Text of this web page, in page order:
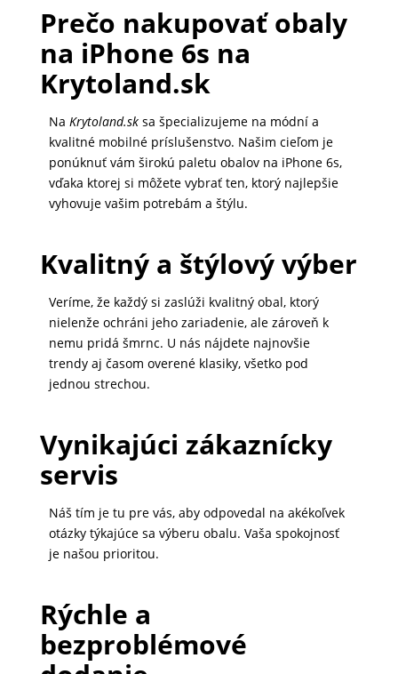
HODINKY
PRÍSLUŠENSTVO
SPOTREBIČE
KANCELÁRIA
ŽIVOTNÝ
ZDRAVIE
Prečo nakupovať obaly
na iPhone 6s na
Krytoland.sk
Na Krytoland.sksa špecializujeme na módní a
kvalitné mobilné príslušenstvo. Našim cieľom je
ponúknuť vám širokú paletu obalov na iPhone 6s,
vďaka ktorej si môžete vybrať ten, ktorý najlepšie
vyhovuje vašim potrebám a štýlu.
Kvalitný a štýlový výber
Veríme, že každý si zaslúži kvalitný obal, ktorý
nielenže ochráni jeho zariadenie, ale zároveň k
nemu pridá šmrnc. U nás nájdete najnovšie
trendy aj časom overené klasiky, všetko pod
jednou strechou.
Vynikajúci zákaznícky
servis
Náš tím je tu pre vás, aby odpovedal na akékoľvek
otázky týkajúce sa výberu obalu. Vaša spokojnosť
je našou prioritou.
Rýchle a
bezproblémové